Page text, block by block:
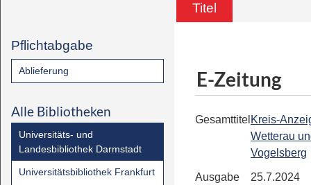
Titel
Pflichtabgabe
Ablieferung
Alle Bibliotheken
Universitäts- und
Landesbibliothek Darmstadt
Universitätsbibliothek Frankfurt
E-Zeitung
Gesamttitel Kreis-
Wetterau
Vogelsberg
Ausgabe
25.7.2024